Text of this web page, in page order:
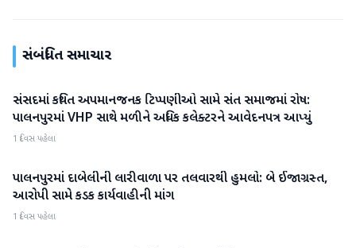
સંબંધિત સમાચાર
બનાસકાંઠા
સંસદમાં કથિત અપમાનજનક ટિપ્પણીઓ સામે સંત સમાજમાં રોષ:
પાલનપુરમાં VHP સાથે મળીને અધિક કલેક્ટરને આવેદનપત્ર આપ્યું
1 દિવસ પહેલા
બનાસકાંઠા
પાલનપુરમાં દાબેલીની લારીવાળા પર તલવારથી હુમલો: બે ઈજાગ્રસ્ત,
આરોપી સામે કડક કાર્યવાહીની માંગ
1 દિવસ પહેલા